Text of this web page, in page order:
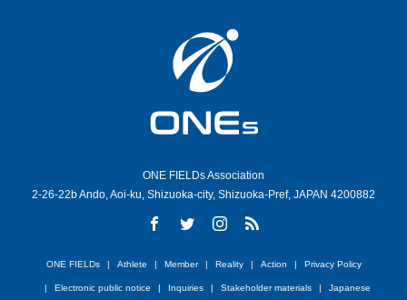
ONE FIELDs Association
2-26-22b Ando, Aoi-ku, Shizuoka-city, Shizuoka-Pref, JAPAN 4200882
ONE FIELDs Athlete Member Reality Action Privacy Policy
Electronic public notice Inquiries Stakeholder materials Japanese